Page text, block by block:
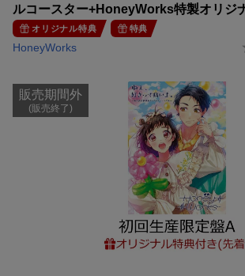
ルコースター+HoneyWorks特製オリジ
オリジナル特典 特典
HoneyWorks
販売期間外
(販売終了)